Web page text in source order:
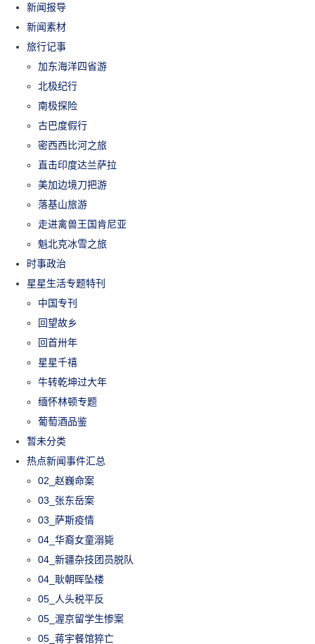
新闻报导
新闻素材
旅行记事
加东海洋四省游
北极纪行
南极探险
古巴度假行
密西西比河之旅
直击印度达兰萨拉
美加边境刀把游
落基山旅游
走进禽兽王国肯尼亚
魁北克冰雪之旅
时事政治
星星生活专题特刊
中国专刊
回望故乡
回首卅年
星星千禧
牛转乾坤过大年
缅怀林顿专题
葡萄酒品鉴
暂未分类
热点新闻事件汇总
02_赵巍命案
03_张东岳案
03_萨斯疫情
04_华裔女童溺毙
04_新疆杂技团员脱队
04_耿朝晖坠楼
05_人头税平反
05_渥京留学生惨案
05_蒋宇餐馆猝亡